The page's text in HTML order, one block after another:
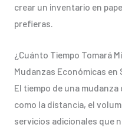
crear un inventario en
prefieras.
¿Cuánto Tiempo Tomará
Mudanzas Económicas en
El tiempo de una
como la distancia, el
servicios adicionales que